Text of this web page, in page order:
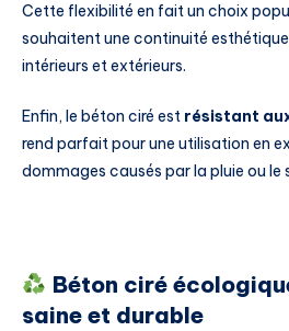
Cette flexibilité en fait un choix
souhaitent une continuité
intérieurs et extérieurs.
Enfin, le béton ciré est résistant
rend parfait pour une utilisation en
dommages causés par la pluie ou le
Béton ciré
saine et durable